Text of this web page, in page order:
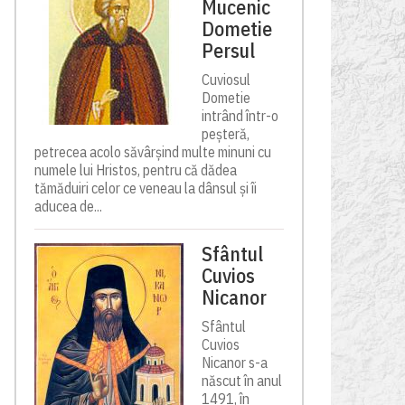
Mucenic
Dometie
Persul
Cuviosul
Dometie
intrând într-o
peșteră,
petrecea acolo săvârșind multe minuni cu
numele lui Hristos, pentru că dădea
tămăduiri celor ce veneau la dânsul și îi
aducea de...
Sfântul
Cuvios
Nicanor
Sfântul
Cuvios
Nicanor s-a
născut în anul
1491, în